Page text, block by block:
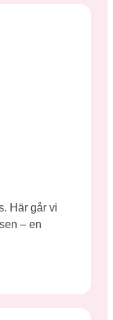
Här går vi
– en